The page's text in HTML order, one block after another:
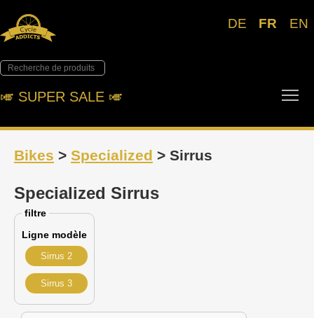
DE FR EN
🎺︎ SUPER SALE 🎺︎
Bikes > Specialized > Sirrus
Specialized Sirrus
filtre
Ligne modèle
Sirrus 2
Sirrus 3